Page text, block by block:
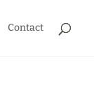
Contact